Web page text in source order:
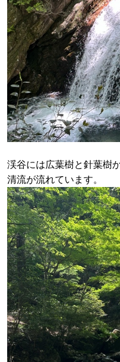
渓谷には広葉樹と針葉樹
清流が流れています。